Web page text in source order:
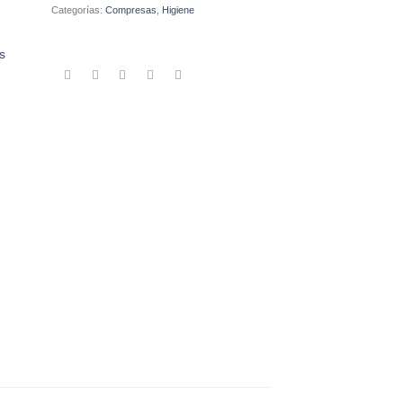
Categorías: Compresas Higiene